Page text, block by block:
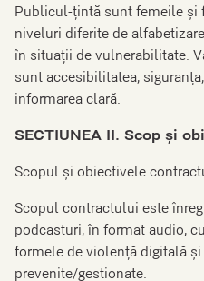
Publicul-țintă sunt femeile și
niveluri diferite de
în situații de vulnerabilitate.
sunt accesibilitatea,
informarea clară.
SECTIUNEA II. Scop și
Scopul și obiectivele
Scopul contractului este
podcasturi, în format audio,
formele de violență digitală
prevenite/gestionate.